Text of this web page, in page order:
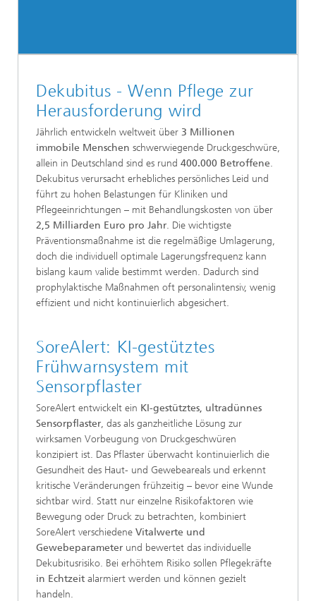
Dekubitus - Wenn Pflege zur
Herausforderung wird
Jährlich entwickeln weltweit über 3 Millionen
immobile Menschen schwerwiegende Druckgeschwüre,
allein in Deutschland sind es rund 400.000 Betroffene.
Dekubitus verursacht erhebliches persönliches Leid und
führt zu hohen Belastungen für Kliniken und
Pflegeeinrichtungen – mit Behandlungskosten von über
2,5 Milliarden Euro pro Jahr. Die wichtigste
Präventionsmaßnahme ist die regelmäßige Umlagerung,
doch die individuell optimale Lagerungsfrequenz kann
bislang kaum valide bestimmt werden. Dadurch sind
prophylaktische Maßnahmen oft personalintensiv, wenig
effizient und nicht kontinuierlich abgesichert.
SoreAlert: KI-gestütztes
Frühwarnsystem mit
Sensorpflaster
SoreAlert entwickelt ein KI-gestütztes, ultradünnes
Sensorpflaster, das als ganzheitliche Lösung zur
wirksamen Vorbeugung von Druckgeschwüren
konzipiert ist. Das Pflaster überwacht kontinuierlich die
Gesundheit des Haut- und Gewebeareals und erkennt
kritische Veränderungen frühzeitig – bevor eine Wunde
sichtbar wird. Statt nur einzelne Risikofaktoren wie
Bewegung oder Druck zu betrachten, kombiniert
SoreAlert verschiedene Vitalwerte und
Gewebeparameter und bewertet das individuelle
Dekubitusrisiko. Bei erhöhtem Risiko sollen Pflegekräfte
in Echtzeit alarmiert werden und können gezielt
handeln.